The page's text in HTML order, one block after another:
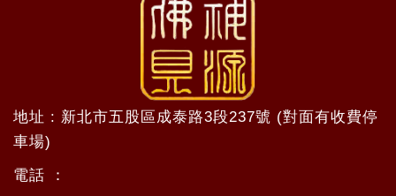
地址 : 新北市五股區成泰路3段237號 (對面有收費停
車場)
電話 ：